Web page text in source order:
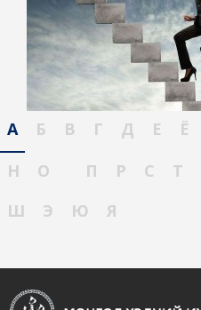
А Б В Г Д Е Ё
Н
О П Р С Т
Ш
Э Ю Я